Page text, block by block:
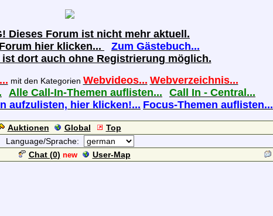
Dieses Forum ist nicht mehr aktuell.
hier klicken...
Zum Gästebuch...
ist dort auch ohne Registrierung möglich.
mit den Kategorien Webvideos... Webverzeichnis...
Alle Call-In-Themen auflisten...
Call In - Central...
aufzulisten, hier klicken!... Focus-Themen auflisten...
Auktionen Global Top
Language/Sprache:
Chat (0) new User-Map